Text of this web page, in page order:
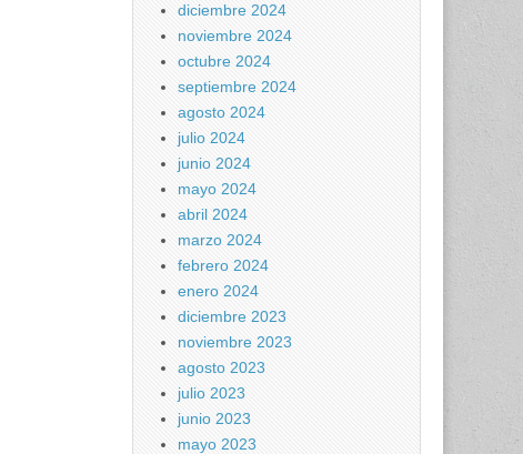
diciembre 2024
noviembre 2024
octubre 2024
septiembre 2024
agosto 2024
julio 2024
junio 2024
mayo 2024
abril 2024
marzo 2024
febrero 2024
enero 2024
diciembre 2023
noviembre 2023
agosto 2023
julio 2023
junio 2023
mayo 2023